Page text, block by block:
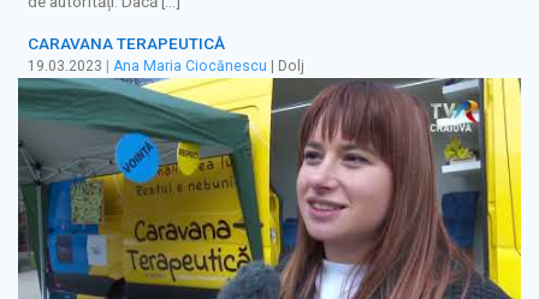
CARAVANA TERAPEUTICĂ
19.03.2023 | Ana Maria Ciocănescu | Dolj